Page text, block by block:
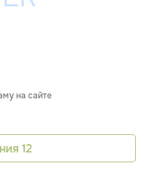
на сайте
12